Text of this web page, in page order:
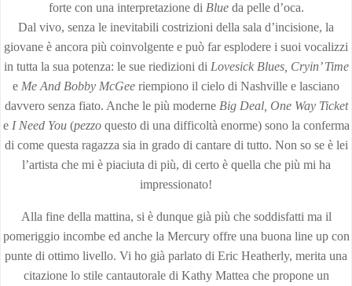
forte con una interpretazione di Blue da pelle d’oca.
Dal vivo, senza le inevitabili costrizioni della sala d’incisione, la
giovane è ancora più coinvolgente e può far esplodere i suoi vocalizzi
in tutta la sua potenza: le sue riedizioni di Lovesick Blues, Cryin’ Time
e Me And Bobby McGee riempiono il cielo di Nashville e lasciano
davvero senza fiato. Anche le più moderne Big Deal, One Way Ticket
e I Need You (pezzo questo di una difficoltà enorme) sono la conferma
di come questa ragazza sia in grado di cantare di tutto. Non so se è lei
l’artista che mi è piaciuta di più, di certo è quella che più mi ha
impressionato!
Alla fine della mattina, si è dunque già più che soddisfatti ma il
pomeriggio incombe ed anche la Mercury offre una buona line up con
punte di ottimo livello. Vi ho già parlato di Eric Heatherly, merita una
citazione lo stile cantautorale di Kathy Mattea che propone un